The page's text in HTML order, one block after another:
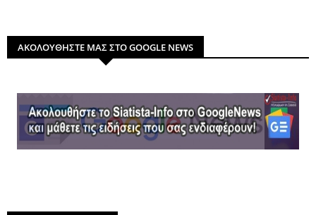
ΑΚΟΛΟΥΘΗΣΤΕ ΜΑΣ ΣΤΟ GOOGLE NEWS